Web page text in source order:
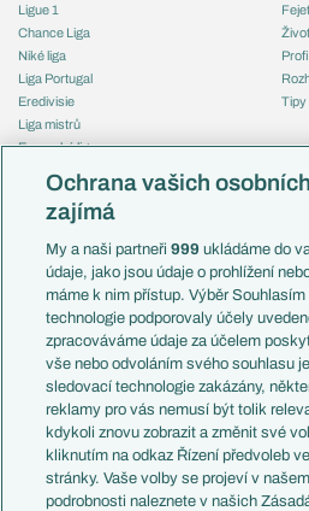
Ligue 1
Chance Liga
Niké liga
Liga Portugal
Eredivisie
Liga mistrů
Evropská liga
Mistrovství světa
Liga národů
Témata
Představení týmů MS
EuroSkauting
PL v kostce
Evropské koeficienty
Přestupy
Přestupové spekulace
Zranění
Kluby
Arsenal FC
Tipy
Itálie
Ochrana vašich
zajímá
My a naši partneři999 ukládáme do
údaje, jako jsou údaje o prohlížení
máme k nim přístup. Výběr
technologie podporovaly účely
zpracováváme údaje za účelem
vše nebo odvoláním svého souhlasu
sledovací technologie zakázány,
reklamy pro vás nemusí být tolik
kdykoli znovu zobrazit a změnit své
kliknutím na odkaz Řízení předvoleb
stránky. Vaše volby se projeví v
podrobnosti naleznete v našich